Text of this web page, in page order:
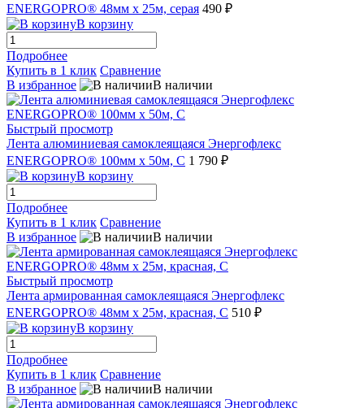
ENERGOPRO® 48мм х 25м, серая 490 ₽
В корзину
Подробнее
Купить в 1 клик Сравнение
В избранное
В наличии
Быстрый просмотр
Лента алюминиевая самоклеящаяся Энергофлекс
ENERGOPRO® 100мм х 50м, C 1 790 ₽
В корзину
Подробнее
Купить в 1 клик Сравнение
В избранное
В наличии
Быстрый просмотр
Лента армированная самоклеящаяся Энергофлекс
ENERGOPRO® 48мм х 25м, красная, C 510 ₽
В корзину
Подробнее
Купить в 1 клик Сравнение
В избранное
В наличии